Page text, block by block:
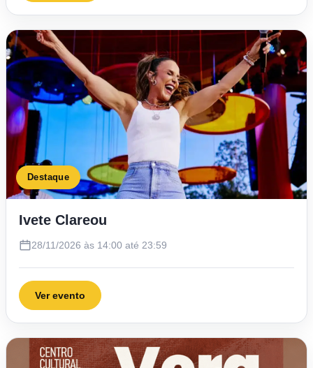
Destaque
Ivete Clareou
28/11/2026 às 14:00 até 23:59
Ver evento